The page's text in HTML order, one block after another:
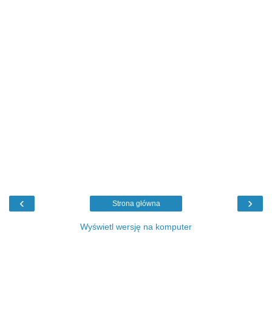
‹ ›
Strona główna
Wyświetl wersję na komputer